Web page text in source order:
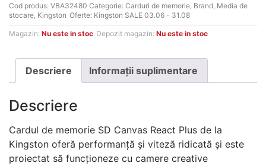
Cod produs: VBA32480 Categorie: Carduri de memorie Brand Media de
stocare Kingston Oferte: Kingston SALE 03.06 - 31.08
Magazin: Nu este in stoc Depozit magazin: Nu este in stoc
Descriere Informații suplimentare
Descriere
Cardul de memorie SD Canvas React Plus de la
Kingston oferă performanță și viteză ridicată și este
proiectat să funcționeze cu camere creative